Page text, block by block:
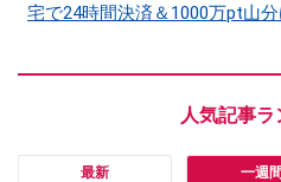
宅で24時間決済＆1000万pt山
最新 一週間